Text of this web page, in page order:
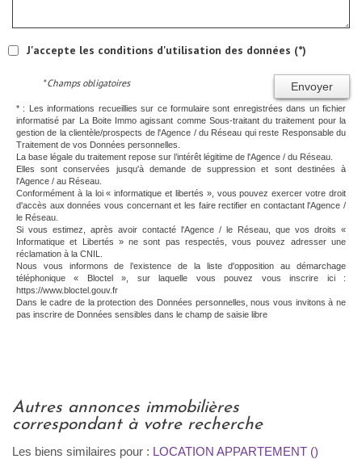
J'accepte les conditions d'utilisation des données (*)
Envoyer
* Champs obligatoires
* : Les informations recueillies sur ce formulaire sont enregistrées dans un fichier
informatisé par La Boite Immo agissant comme Sous-traitant du traitement pour la
gestion de la clientèle/prospects de l'Agence / du Réseau qui reste Responsable du
Traitement de vos Données personnelles.
La base légale du traitement repose sur l’intérêt légitime de l'Agence / du Réseau.
Elles sont conservées jusqu'à demande de suppression et sont destinées à
l'Agence / au Réseau.
Conformément à la loi « informatique et libertés », vous pouvez exercer votre droit
d'accès aux données vous concernant et les faire rectifier en contactant l'Agence /
le Réseau.
Si vous estimez, après avoir contacté l'Agence / le Réseau, que vos droits «
Informatique et Libertés » ne sont pas respectés, vous pouvez adresser une
réclamation à la CNIL.
Nous vous informons de l’existence de la liste d'opposition au démarchage
téléphonique « Bloctel », sur laquelle vous pouvez vous inscrire ici :
https://www.bloctel.gouv.fr
Dans le cadre de la protection des Données personnelles, nous vous invitons à ne
pas inscrire de Données sensibles dans le champ de saisie libre
autres annonces immobilières
correspondant à votre recherche
Les biens similaires pour : LOCATION APPARTEMENT ()